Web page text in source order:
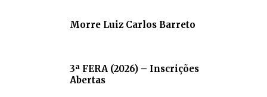
Morre Luiz Carlos Barreto
3ª FERA (2026) – Inscrições
Abertas